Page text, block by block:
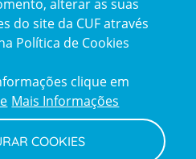
alterar as suas
do site da CUF através
Política de Cookies
clique em
Mais Informações
COOKIES